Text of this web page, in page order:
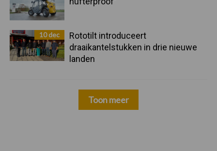
10 dec
Rototilt introduceert
draaikantelstukken in drie nieuwe
landen
Toon meer